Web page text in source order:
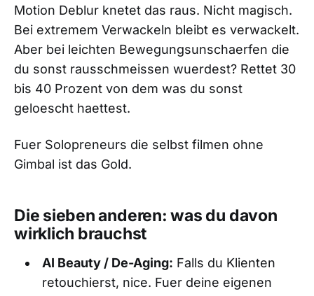
Motion Deblur knetet das raus. Nicht magisch.
Bei extremem Verwackeln bleibt es verwackelt.
Aber bei leichten Bewegungsunschaerfen die
du sonst rausschmeissen wuerdest? Rettet 30
bis 40 Prozent von dem was du sonst
geloescht haettest.
Fuer Solopreneurs die selbst filmen ohne
Gimbal ist das Gold.
Die sieben anderen: was du davon
wirklich brauchst
AI Beauty / De-Aging: Falls du Klienten
retouchierst, nice. Fuer deine eigenen